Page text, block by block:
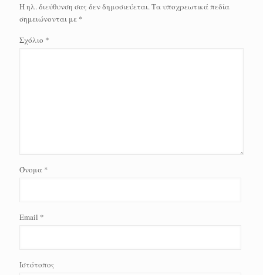
Η ηλ. διεύθυνση σας δεν δημοσιεύεται.Τα υποχρεωτικά πεδία
σημειώνονται με *
Σχόλιο *
Όνομα *
Email *
Ιστότοπος